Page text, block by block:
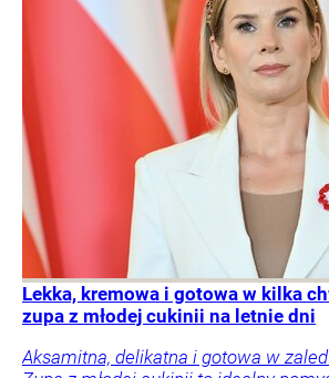
Lekka, kremowa i gotowa w kilka
zupa z młodej cukinii na letnie dni
Aksamitna, delikatna i gotowa w